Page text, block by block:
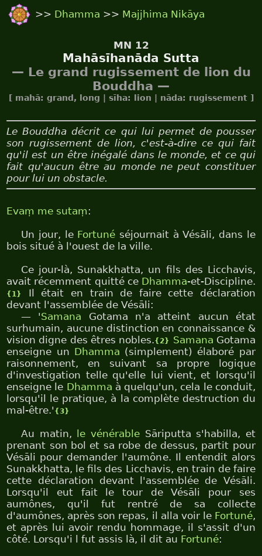
>> Dhamma >> Majjhima Nikāya
MN 12
Mahāsīhanāda Sutta
— Le grand rugissement de lion du
Bouddha —
[ mahā: grand, long | sīha: lion | nāda: rugissement ]
Le Bouddha décrit ce qui lui permet de pousser
son rugissement de lion, c'est-à-dire ce qui fait
qu'il est un être inégalé dans le monde, et ce qui
fait qu'aucun être au monde ne peut constituer
pour lui un obstacle.
Evaṃ me sutaṃ :
Un jour, le Fortuné séjournait à Vésāli, dans le
bois situé à l'ouest de la ville.
Ce jour-là, Sunakkhatta, un fils des Licchavis,
avait récemment quitté ce Dhamma-et-Discipline.
{1}
Il était en train de faire cette déclaration
devant l'assemblée de Vésāli:
— 'Samana Gotama n'a atteint aucun état
surhumain, aucune distinction en connaissance &
vision digne des êtres nobles.{2} Samana Gotama
enseigne un Dhamma (simplement) élaboré par
raisonnement, en suivant sa propre logique
d'investigation telle qu'elle lui vient, et lorsqu'il
enseigne le Dhamma à quelqu'un, cela le conduit,
lorsqu'il le pratique, à la complète destruction du
mal-être.' {3}
Au matin, le vénérable Sāriputta s'habilla, et
prenant son bol et sa robe de dessus, partit pour
Vésāli pour demander l'aumône. Il entendit alors
Sunakkhatta, le fils des Licchavis, en train de faire
cette déclaration devant l'assemblée de Vésāli.
Lorsqu'il eut fait le tour de Vésāli pour ses
aumônes, qu'il fut rentré de sa collecte
d'aumônes, après son repas, il alla voir le Fortuné,
et après lui avoir rendu hommage, il s'assit d'un
côté. Lorsqu'i l fut assis là, il dit au Fortuné: